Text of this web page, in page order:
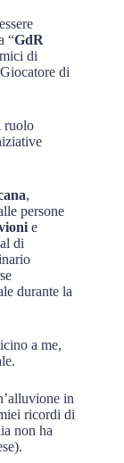
“GdR
di
di
ruolo
,
persone
e
di
durante la
a me,
in
ricordi di
non ha